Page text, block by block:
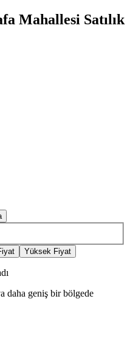
Mahallesi Satılık
Yüksek Fiyat
daha geniş bir bölgede